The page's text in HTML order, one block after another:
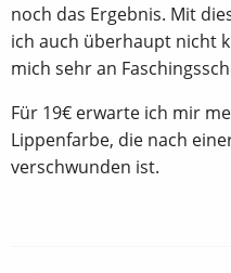
noch das Ergebnis. Mit
ich auch überhaupt nicht
mich sehr an
Für 19€ erwarte ich mir
Lippenfarbe, die nach
verschwunden ist.